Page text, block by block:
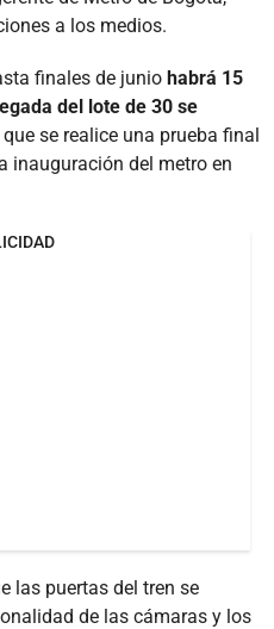
a los medios.
finales de junio habrá 15
del lote de 30 se
se realice una prueba final
inauguración del metro en
las puertas del tren se
de las cámaras y los